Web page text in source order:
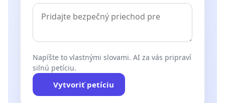
Napíšte to vlastnými slovami. AI za vás pripraví
silnú petíciu.
Vytvoriť petíciu